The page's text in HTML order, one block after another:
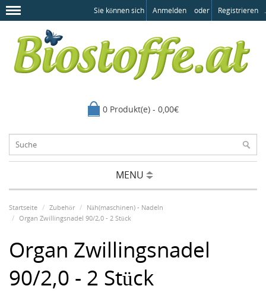
Sie können sich Anmelden oder Registrieren .
0 Produkt(e) - 0,00€
MENU
Startseite Zubehör
Näh(maschinen) - Nadeln
Organ Zwillingsnadel 90/2,0 - 2 Stück
Organ Zwillingsnadel
90/2,0 - 2 Stück